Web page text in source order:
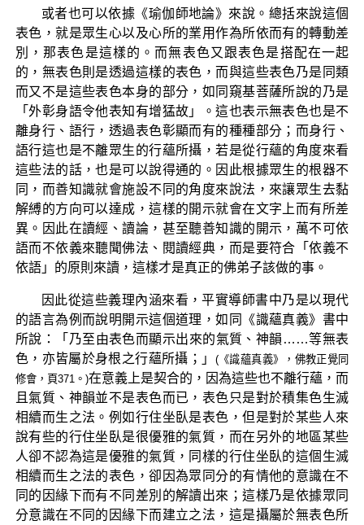
或者也可以依據《瑜伽師地論》來說。總括來說這個
表色，就是眾生心以及心所的業用作為所依而有的轉動差
別，那表色是這樣的。而無表色又跟表色是搭配在一起
的，無表色則是透過這樣的表色，而與這些表色乃是同類
而又不是這些表色本身的部分，如同窺基菩薩所說的乃是
「外彰身語令他表知有增猛故」。這也表示無表色也是不
離身行、語行，透過表色彰顯而有的種種部分；而身行、
語行這也是不離眾生的行蘊所攝，若是從行蘊的角度來看
這些法的話，也是可以說得通的。因此根據眾生的根器不
同，而善知識就會施設不同的角度來說法，來讓眾生去黏
解縛的方向可以達成，這樣的開示就會在文字上而有所差
異。因此在讀經、讀論，甚至聽善知識的開示，萬不可依
語而不依義來聽聞佛法、閱讀經典，而是要符合「依義不
依語」的原則來讀，這樣才是真正的佛弟子該做的事。
因此從這些義理內涵來看，平實導師書中乃是以現代
的語言為例而說明開示這個道理，如同《識蘊真義》書中
所說：「乃至由表色而顯示出來的氣質、神韻……等無表
色，亦皆屬於身根之行蘊所攝；」 (《識蘊真義》，佛教正覺同
修會，頁371。)在意義上是契合的，因為這些也不離行蘊，而
且氣質、神韻並不是表色而已，表色只是對於積集色生滅
相續而生之法。例如行住坐臥是表色，但是對於某些人來
說有些的行住坐臥是很優雅的氣質，而在另外的地區某些
人卻不認為這是優雅的氣質，同樣的行住坐臥的這個生滅
相續而生之法的表色，卻因為眾同分的有情他的意識在不
同的因緣下而有不同差別的解讀出來；這樣乃是依據眾同
分意識在不同的因緣下而建立之法，這是攝屬於無表色所